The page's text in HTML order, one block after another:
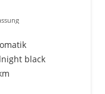
black